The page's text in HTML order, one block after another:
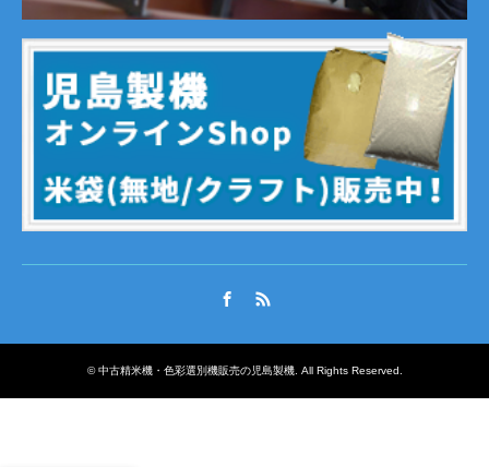
©中古精米機・色彩選別機販売の児島製機. All Rights Reserved.